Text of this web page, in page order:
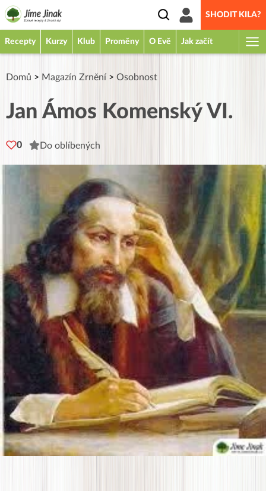
SHODIT KILA?
Recepty Kurzy Klub Proměny O Evě Jak začít
Domů > Magazín Zrnění > Osobnost
Jan Ámos Komenský VI.
0 Do oblíbených